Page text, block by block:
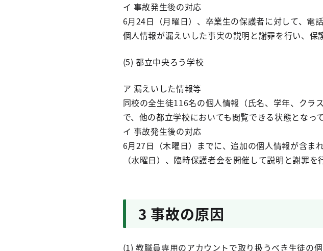
イ 事故発生後の対応
6月24日（月曜日）、卒業生の保護者に対して、電
個人情報が漏えいした事実の説明と謝罪を行い、保
(5) 都立中央ろう学校
ア 漏えいした情報等
同校の全生徒116名の個人情報（氏名、学年、クラ
で、他の都立学校においても閲覧できる状態となって
イ 事故発生後の対応
6月27日（木曜日）までに、追加の個人情報が含ま
（水曜日）、臨時保護者会を開催して説明と謝罪
3 事故の原因
(1) 教職員専用のアカウントで取り扱うべき生徒の